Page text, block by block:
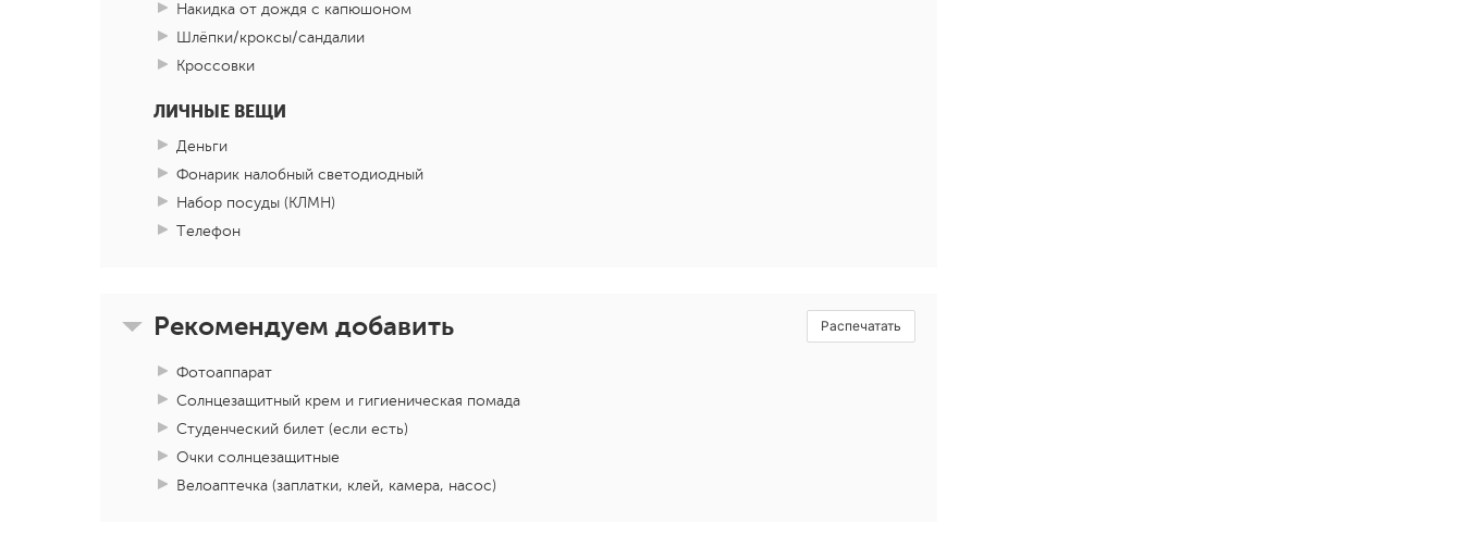
Накидка от дождя с капюшоном
Шлёпки/кроксы/сандалии
Кроссовки
ЛИЧНЫЕ ВЕЩИ
Деньги
Фонарик налобный светодиодный
Набор посуды (КЛМН)
Телефон
Рекомендуем добавить Распечатать
Фотоаппарат
Солнцезащитный крем и гигиеническая помада
Студенческий билет (если есть)
Очки солнцезащитные
Велоаптечка (заплатки, клей, камера, насос)